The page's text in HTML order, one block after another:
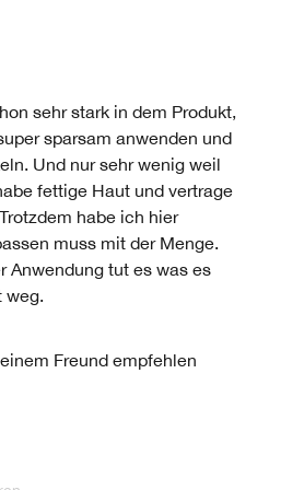
sehr stark in dem Produkt,
sparsam anwenden und
Und nur sehr wenig weil
fettige Haut und vertrage
habe ich hier
muss mit der Menge.
Anwendung tut es was es
weg.
Freund empfehlen